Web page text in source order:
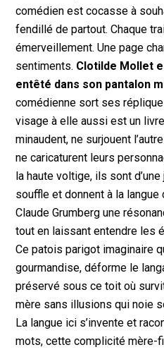
comédien est cocasse à
fendillé de partout. Chaque
émerveillement. Une page
sentiments. Clotilde Mollet
entêté dans son pantalon
comédienne sort ses
visage à elle aussi est un
minaudent, ne surjouent
ne caricaturent leurs
la haute voltige, ils sont
souffle et donnent à la
Claude Grumberg une
tout en laissant entendre les
Ce patois parigot imaginaire
gourmandise, déforme le
préservé sous ce toit où
mère sans illusions qui noie
La langue ici s’invente et
mots, cette complicité mère-